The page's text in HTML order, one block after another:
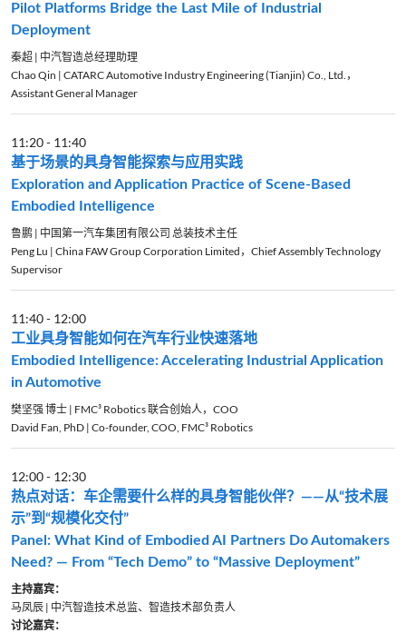
Pilot Platforms Bridge the Last Mile of Industrial
Deployment
秦超 | 中汽智造总经理助理
Chao Qin | CATARC Automotive Industry Engineering (Tianjin) Co., Ltd.，
Assistant General Manager
11:20- 11:40
基于场景的具身智能探索与应用实践
Exploration and Application Practice of Scene-Based
Embodied Intelligence
鲁鹏 | 中国第一汽车集团有限公司 总装技术主任
Peng Lu | China FAW Group Corporation Limited，Chief Assembly Technology
Supervisor
11:40- 12:00
工业具身智能如何在汽车行业快速落地
Embodied Intelligence: Accelerating Industrial Application
in Automotive
樊坚强 博士 | FMC³ Robotics 联合创始人，COO
David Fan, PhD | Co-founder, COO, FMC³ Robotics
12:00- 12:30
热点对话：车企需要什么样的具身智能伙伴？——从“技术展
示”到“规模化交付”
Panel: What Kind of Embodied AI Partners Do Automakers
Need? — From “Tech Demo” to “Massive Deployment”
主持嘉宾：
马凤辰 | 中汽智造技术总监、智造技术部负责人
讨论嘉宾：